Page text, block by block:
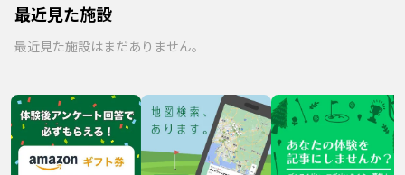
最近見た施設
最近見た施設はまだありません。